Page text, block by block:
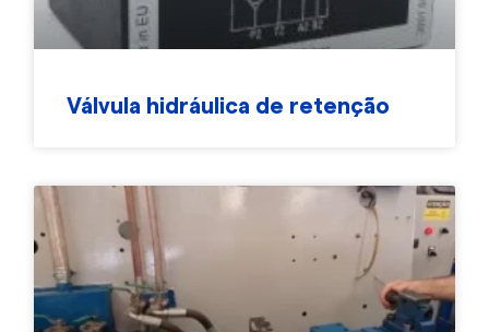
Válvula hidráulica de retenção